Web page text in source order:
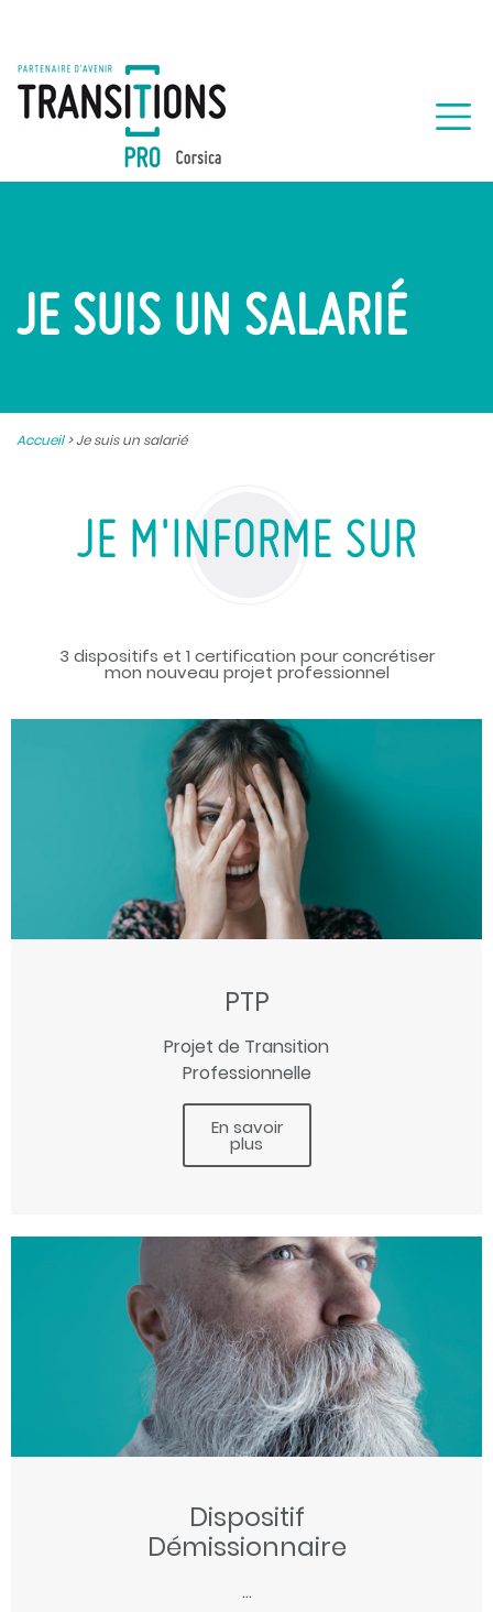
JE SUIS UN SALARIÉ
Accueil>Je suis un salarié
JE M'INFORME SUR
3 dispositifs et 1 certification pour concrétiser
mon nouveau projet professionnel
PTP
Projet de Transition
Professionnelle
En savoir
plus
Dispositif
Démissionnaire
...